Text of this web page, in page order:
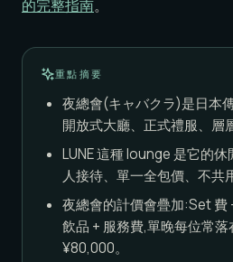
的完整指南。
重點摘要
夜總會(キャバクラ)是日本
開放式大廳、正式禮服、層
LUNE 這種 lounge 是它的
人接待、單一全包價、不共
夜總會的計價會疊加:Set 費
飲品 + 服務費,單晚每位常
¥80,000。